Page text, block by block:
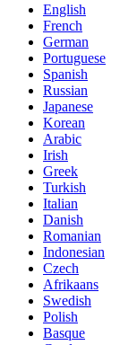
English
French
German
Portuguese
Spanish
Russian
Japanese
Korean
Arabic
Irish
Greek
Turkish
Italian
Danish
Romanian
Indonesian
Czech
Afrikaans
Swedish
Polish
Basque